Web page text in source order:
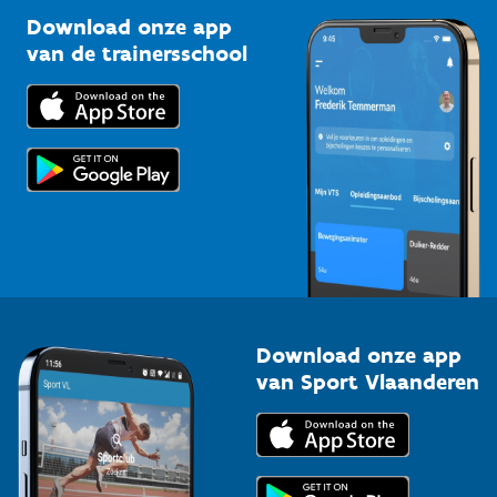
Bedrijven
Trainers en begeleiders
Topsporters
Kennisplatform
Downloads
Voor de pers
Download onze app
van de trainersschool
Download onze app
van Sport Vlaanderen